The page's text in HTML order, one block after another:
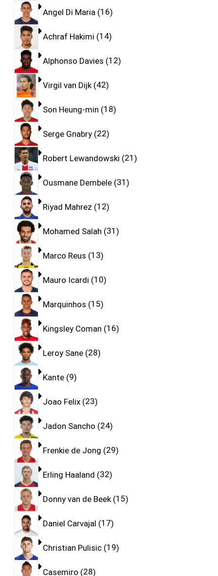
Angel Di Maria 16
Achraf Hakimi 14
Alphonso Davies 12
Virgil van Dijk 42
Son Heung-min 18
Serge Gnabry 22
Robert Lewandowski 21
Ousmane Dembele 31
Riyad Mahrez 12
Mohamed Salah 31
Marco Reus 13
Mauro Icardi 10
Marquinhos 15
Kingsley Coman 16
Leroy Sane 28
Kante 9
Joao Felix 23
Jadon Sancho 24
Frenkie de Jong 29
Erling Haaland 32
Donny van de Beek 15
Daniel Carvajal 17
Christian Pulisic 19
Casemiro 28